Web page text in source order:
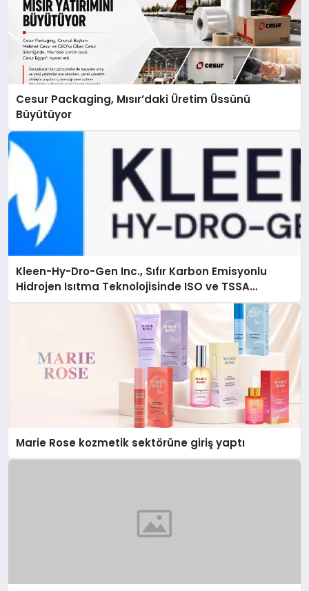
Cesur Packaging, Mısır’daki Üretim Üssünü
Büyütüyor
Kleen-Hy-Dro-Gen Inc., Sıfır Karbon Emisyonlu
Hidrojen Isıtma Teknolojisinde ISO ve TSSA
Düzenleyici Onaylarını Aldı
Marie Rose kozmetik sektörüne giriş yaptı